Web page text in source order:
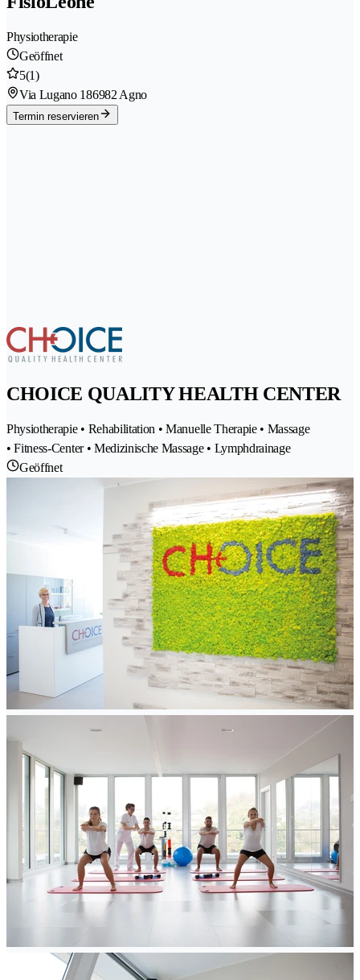
Physiotherapie
Geöffnet
5(1)
Via Lugano 186982 Agno
Termin reservieren
CHOICE QUALITY HEALTH CENTER
Physiotherapie • Rehabilitation • Manuelle Therapie • Massage
• Fitness-Center • Medizinische Massage • Lymphdrainage
Geöffnet